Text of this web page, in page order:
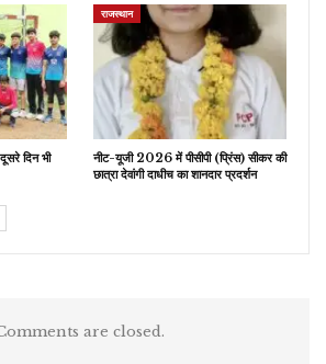
दिन भी
राजस्थान
नीट-यूजी 2026 में पीसीपी (प्रिंस) सीकर की
छात्रा देवांगी दाधीच का शानदार प्रदर्शन
are closed.